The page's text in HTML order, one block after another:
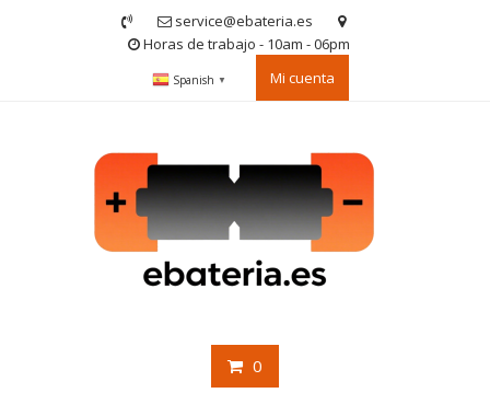
service@ebateria.es
Horas de trabajo - 10am - 06pm
Spanish ▼ Mi cuenta
0